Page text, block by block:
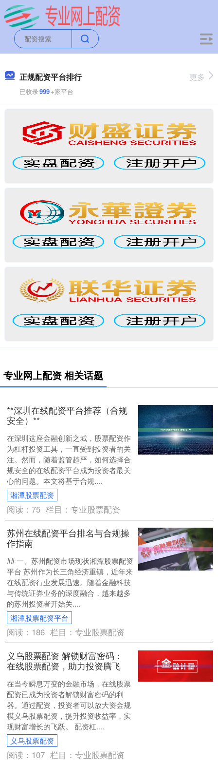
正规配资平台排行
已收录999+家平台
更多
专业网上配资 相关话题
**深圳在线配资平台推荐（合规
安全）**
在深圳这座金融创新之城，股票配资作
为杠杆投资工具，一直受到投资者的关
注。然而，随着监管趋严，如何选择合
规安全的在线配资平台成为投资者最关
心的问题。本文将基于合规....
湘潭股票配资
阅读：75 栏目：专业股票配资
苏州在线配资平台排名与合规操
作指南
## 一、苏州配资市场现状湘潭股票配资
平台 苏州作为长三角经济重镇，近年来
在线配资行业发展迅速。随着金融科技
与传统证券业务的深度融合，越来越多
的苏州投资者开始关....
湘潭股票配资平台
阅读： 186 栏目：专业股票配资
义乌股票配资 解锁财富密码：
在线股票配资，助力投资腾飞
在当今瞬息万变的金融市场，在线股票
配资已成为投资者解锁财富密码的利
器。通过配资，投资者可以放大资金规
模义乌股票配资，提升投资收益率，实
现财富增长的飞跃。 配资杠....
义乌股票配资
阅读： 107 栏目：专业股票配资